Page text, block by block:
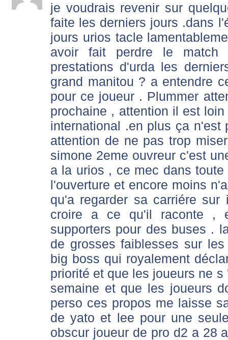
je voudrais revenir sur
faite les derniers jours .dans
jours urios tacle
avoir fait perdre le
prestations d'urda les
grand manitou ? a entendre
pour ce joueur . Plummer
prochaine , attention il est
international .en plus ça n'est
attention de ne pas trop
simone 2eme ouvreur c'est
a la urios , ce mec dans
l'ouverture et encore moins
qu'a regarder sa carriére
croire a ce qu'il raconte ,
supporters pour des buses .
de grosses faiblesses sur
big boss qui royalement
priorité et que les joueurs ne
semaine et que les joueurs
perso ces propos me laisse
de yato et lee pour une
obscur joueur de pro d2 a 28